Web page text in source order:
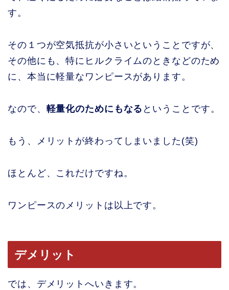
す。
その１つが空気抵抗が小さいということですが、
その他にも、特にヒルクライムのときなどのため
に、本当に軽量なワンピースがあります。
なので、 軽量化のためにもなる ということです。
もう、メリットが終わってしまいました(笑)
ほとんど、これだけですね。
ワンピースのメリットは以上です。
デメリット
では、デメリットへいきます。